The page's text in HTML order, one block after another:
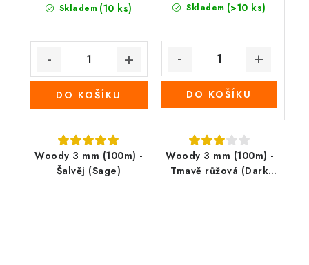
Skladem (10 ks)
DO KOŠÍKU
Skladem (>10 ks)
DO KOŠÍKU
Woody 3 mm (100m) -
Šalvěj (Sage)
Woody 3 mm (100m) -
Tmavě růžová (Dark